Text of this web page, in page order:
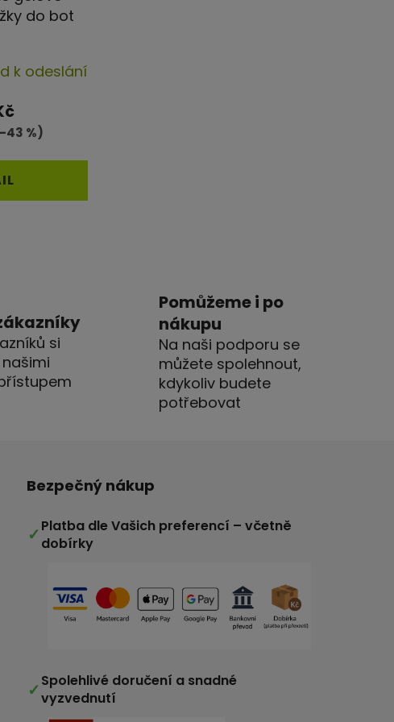
do bot
k odeslání
%)
si
Pomůžeme i po
nákupu
Na naši podporu se
můžete spolehnout,
kdykoliv budete
potřebovat
Bezpečný nákup
✓ Platba dle Vašich preferencí – včetně
dobírky
✓ Spolehlivé doručení a snadné
vyzvednutí